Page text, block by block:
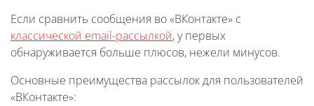
Если сравнить сообщения во «ВКонтакте» с
классической email-рассылкой, у первых
обнаруживается больше плюсов, нежели минусов.
Основные преимущества рассылок для пользователей
«ВКонтакте»: